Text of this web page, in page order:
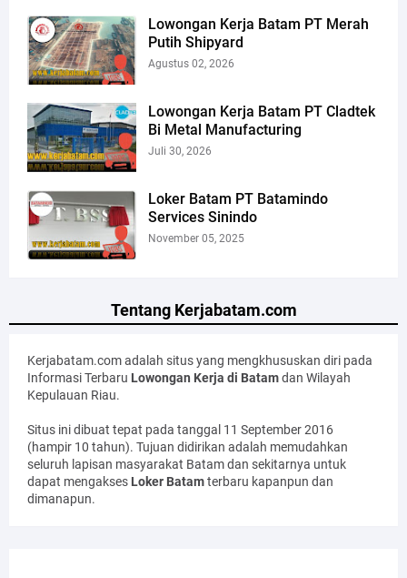
Lowongan Kerja Batam PT Merah
Putih Shipyard
Agustus 02, 2026
Lowongan Kerja Batam PT Cladtek
Bi Metal Manufacturing
Juli 30, 2026
Loker Batam PT Batamindo
Services Sinindo
November 05, 2025
Tentang Kerjabatam.com
Kerjabatam.com adalah situs yang mengkhususkan diri pada
Informasi Terbaru Lowongan Kerja di Batamdan Wilayah
Kepulauan Riau.
Situs ini dibuat tepat pada tanggal 11 September 2016
(hampir 10 tahun). Tujuan didirikan adalah memudahkan
seluruh lapisan masyarakat Batam dan sekitarnya untuk
dapat mengakses Loker Batamterbaru kapanpun dan
dimanapun.